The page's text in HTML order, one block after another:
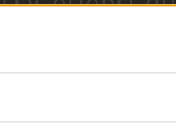
TOP-